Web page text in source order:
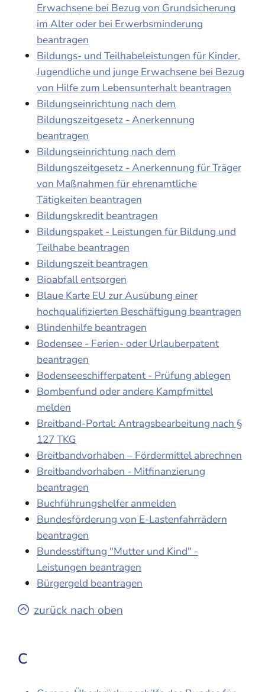
Erwachsene bei Bezug von Grundsicherung
im Alter oder bei Erwerbsminderung
beantragen
Bildungs- und Teilhabeleistungen für Kinder,
Jugendliche und junge Erwachsene bei Bezug
von Hilfe zum Lebensunterhalt beantragen
Bildungseinrichtung nach dem
Bildungszeitgesetz - Anerkennung
beantragen
Bildungseinrichtung nach dem
Bildungszeitgesetz - Anerkennung für Träger
von Maßnahmen für ehrenamtliche
Tätigkeiten beantragen
Bildungskredit beantragen
Bildungspaket - Leistungen für Bildung und
Teilhabe beantragen
Bildungszeit beantragen
Bioabfall entsorgen
Blaue Karte EU zur Ausübung einer
hochqualifizierten Beschäftigung beantragen
Blindenhilfe beantragen
Bodensee - Ferien- oder Urlauberpatent
beantragen
Bodenseeschifferpatent - Prüfung ablegen
Bombenfund oder andere Kampfmittel
melden
Breitband-Portal: Antragsbearbeitung nach §
127 TKG
Breitbandvorhaben – Fördermittel abrechnen
Breitbandvorhaben - Mitfinanzierung
beantragen
Buchführungshelfer anmelden
Bundesförderung von E-Lastenfahrrädern
beantragen
Bundesstiftung "Mutter und Kind" -
Leistungen beantragen
Bürgergeld beantragen
zurück nach oben
C